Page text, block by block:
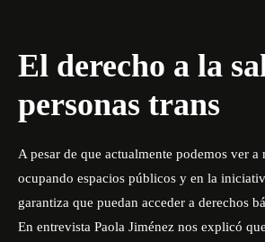
El derecho a la
personas trans
A pesar de que actualmente podemos ver a
ocupando espacios públicos y en la
garantiza que puedan acceder a derechos
En entrevista Paola Jiménez nos explicó